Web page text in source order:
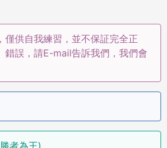
僅供自我練習，並不保証完全正
錯誤，請E-mail告訴我們，我們會